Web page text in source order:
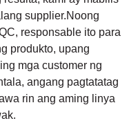
supplier.Noong
responsable ito para
produkto, upang
mga customer ng
angang pagtatatag
rin ang aming linya